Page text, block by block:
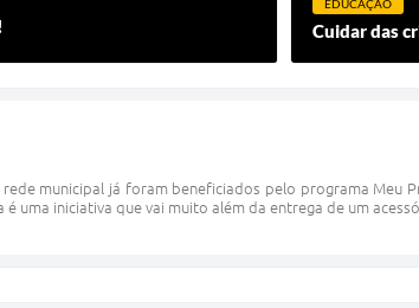
EDUCAÇÃO
Cuidar das
municipal já foram beneficiados pelo programa Meu
é uma iniciativa que vai muito além da entrega de um